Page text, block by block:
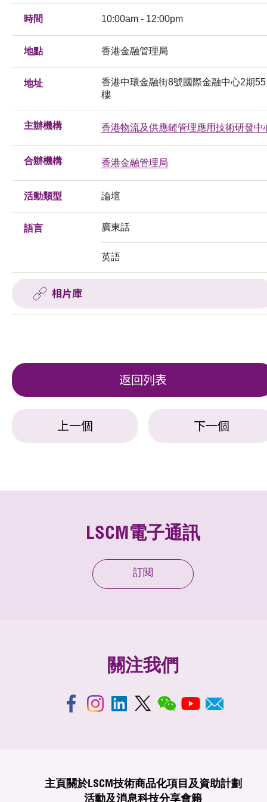
時間 10:00am - 12:00pm
地點 香港金融管理局
地址
香港中環金融街8號國際金融中心2期55
樓
主辦機構 香港物流及供應鏈管理應用技術研發中
合辦機構 香港金融管理局
活動類型 論壇
語言 廣東話
英語
相片庫
返回列表
上一個 下一個
LSCM電子通訊
訂閱
關注我們
主頁 關於LSCM技術商品化項目及資助計劃
活動及消息科技分享會籍